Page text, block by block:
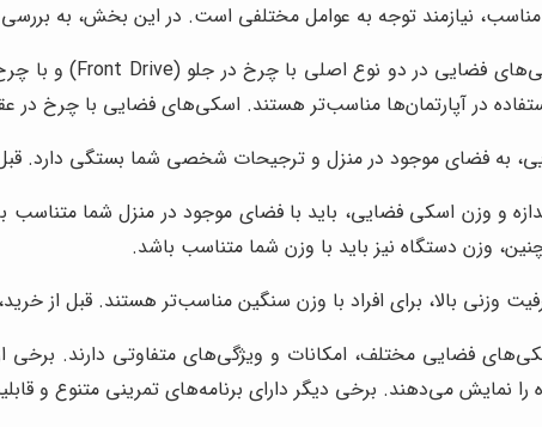
نیازمند توجه به عوامل مختلفی است. در این بخش، به بررسی
در آپارتمان‌ها مناسب‌تر هستند. اسکی‌های فضایی با چرخ در
به فضای موجود در منزل و ترجیحات شخصی شما بستگی دارد. قبل
و وزن اسکی فضایی، باید با فضای موجود در منزل شما متناسب
وزن دستگاه نیز باید با وزن شما متناسب باشد.
وزنی بالا، برای افراد با وزن سنگین مناسب‌تر هستند. قبل از
فضایی مختلف، امکانات و ویژگی‌های متفاوتی دارند. برخی
نمایش می‌دهند. برخی دیگر دارای برنامه‌های تمرینی متنوع و